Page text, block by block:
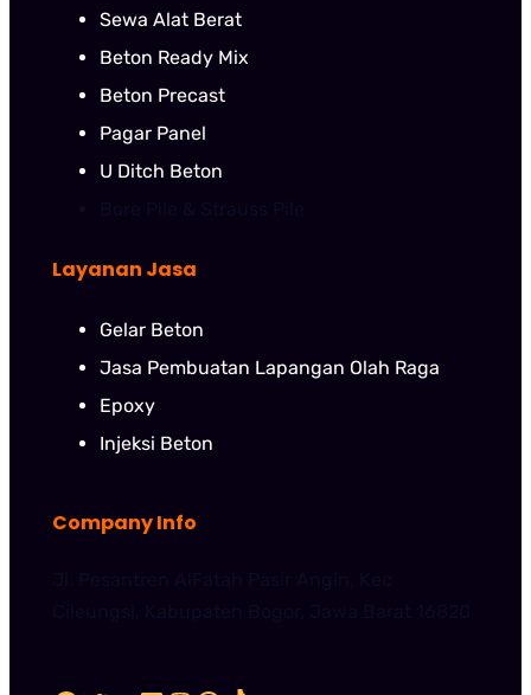
Sewa Alat Berat
Beton Ready Mix
Beton Precast
Pagar Panel
U Ditch Beton
Layanan Jasa
Gelar Beton
Jasa Pembuatan Lapangan Olah Raga
Epoxy
Injeksi Beton
Company Info